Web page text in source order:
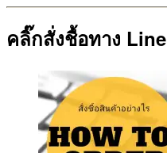
คลิ๊กสั่งชื้อทาง Line